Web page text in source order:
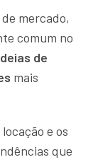
mercado,
comum no
de
mais
e os
que